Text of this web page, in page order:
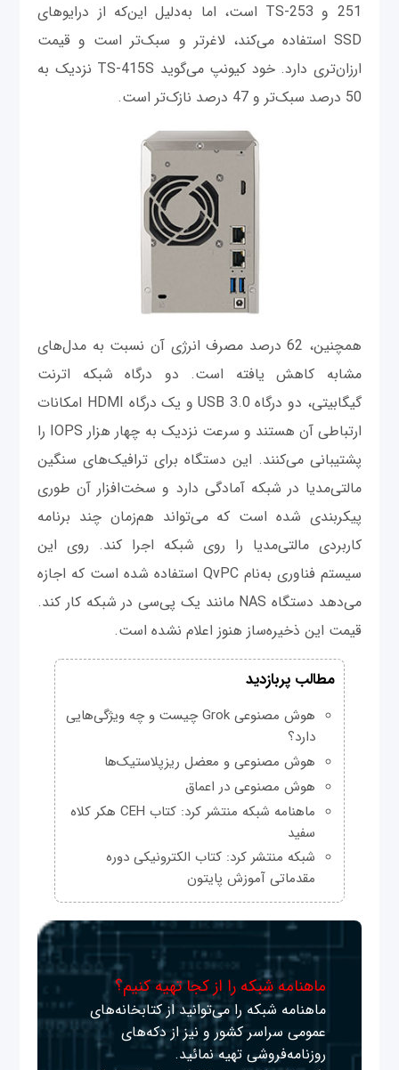
251 و TS-253 است، اما به‌دلیل این‌که از درایوهای
SSD استفاده می‌کند، لاغرتر و سبک‌تر است و قیمت
ارزان‌تری دارد. خود کیونپ می‌گوید TS-415S نزدیک به
50 درصد سبک‌تر و 47 درصد نازک‌تر است.
همچنین، 62 درصد مصرف انرژی آن نسبت به مدل‌های
مشابه کاهش یافته است. دو درگاه شبکه اترنت
گیگابیتی، دو درگاه USB 3.0 و یک درگاه HDMI امکانات
ارتباطی آن هستند و سرعت نزدیک به چهار هزار IOPS را
پشتیبانی می‌کنند. این دستگاه برای ترافیک‌های سنگین
مالتی‌مدیا در شبکه آمادگی دارد و سخت‌افزار آن طوری
پیکربندی شده است که می‌تواند هم‌زمان چند برنامه
کاربردی مالتی‌مدیا را روی شبکه اجرا کند. روی این
سیستم فناوری به‌نام QvPC استفاده شده است که اجازه
می‌دهد دستگاه NAS مانند یک پی‌سی در شبکه کار کند.
قیمت این ذخیره‌ساز هنوز اعلام نشده است.
مطالب پربازدید
هوش مصنوعی Grok چیست و چه ویژگی‌هایی
دارد؟
هوش مصنوعی و معضل ریزپلاستیک‌ها
هوش مصنوعی در اعماق
ماهنامه شبکه منتشر کرد: کتاب CEH هکر کلاه
سفید
شبکه منتشر کرد: کتاب الکترونیکی دوره
مقدماتی آموزش پایتون
ماهنامه شبکه را از کجا تهیه کنیم؟
ماهنامه شبکه را می‌توانید از کتابخانه‌های
عمومی سراسر کشور و نیز از دکه‌های
روزنامه‌فروشی تهیه نمائید.